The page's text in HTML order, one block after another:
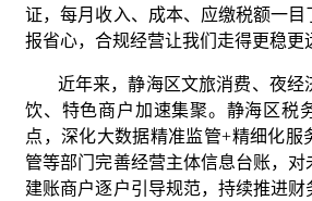
证，每月收入、成本、应缴税额一目
报省心，合规经营让我们走得更稳更
近年来，静海区文旅消费、夜经
饮、特色商户加速集聚。静海区税
点，深化大数据精准监管+精细化服
管等部门完善经营主体信息台账，对
建账商户逐户引导规范，持续推进财